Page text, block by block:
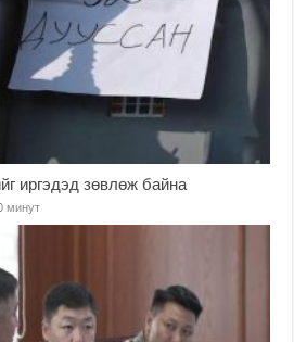
иргэдэд зөвлөж байна
минут